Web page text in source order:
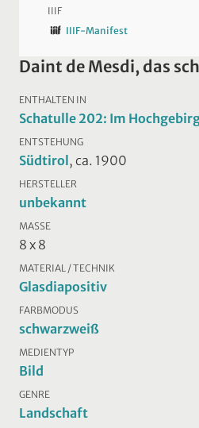
IIIF
IIIF-Manifest
Daint de Mesdi, das
ENTHALTEN IN
Schatulle 202: Im
ENTSTEHUNG
Südtirol, ca. 1900
HERSTELLER
unbekannt
MASSE
8 x 8
MATERIAL / TECHNIK
Glasdiapositiv
FARBMODUS
schwarzweiß
MEDIENTYP
Bild
GENRE
Landschaft